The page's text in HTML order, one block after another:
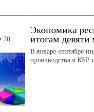
70
Экономика
итогам девяти
В январе-сентябре
производства в КБР